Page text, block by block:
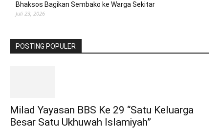
Bhaksos Bagikan Sembako ke Warga Sekitar
Juli 23, 2026
POSTING POPULER
Milad Yayasan BBS Ke 29 “Satu Keluarga
Besar Satu Ukhuwah Islamiyah”